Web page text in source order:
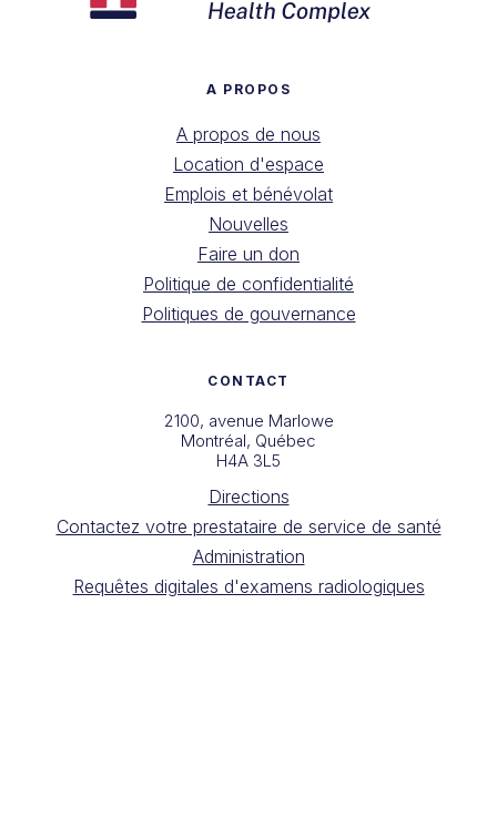
A PROPOS
A propos de nous
Location d'espace
Emplois et bénévolat
Nouvelles
Faire un don
Politique de confidentialité
Politiques de gouvernance
CONTACT
2100, avenue Marlowe
Montréal, Québec
H4A 3L5
Directions
Contactez votre prestataire de service de santé
Administration
Requêtes digitales d'examens radiologiques